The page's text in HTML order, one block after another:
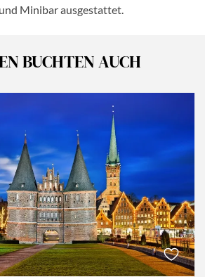
und Minibar ausgestattet.
BUCHTEN AUCH